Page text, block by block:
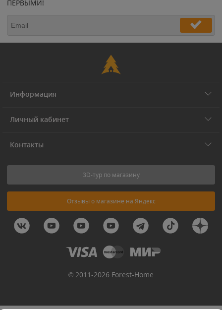
ПЕРВЫМИ!
Информация
Личный кабинет
Контакты
3D-тур по магазину
Отзывы о магазине на Яндекс
© 2011-2026 Forest-Home